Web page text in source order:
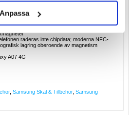
Anpassadök upp 1998 för tidiga flipptelefoner,
raderas inte chipdata; moderna NFC-
lagring oberoende av magnetism
A07 4G
, Samsung Skal & Tillbehör, Samsung